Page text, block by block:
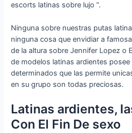
escorts latinas sobre lujo ”.
Ninguna sobre nuestras putas
ninguna cosa que envidiar a
de la altura sobre Jennifer Lopez o
de modelos latinas ardientes
determinados que las permite
en su grupo son todas preciosas.
Latinas ardientes,
Con El Fin De sexo